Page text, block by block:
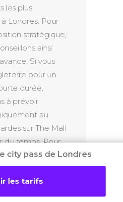
city pass de Londres
les tarifs
les plus
Londres. Pour
stratégique,
ainsi
Si vous
pour un
durée,
à prévoir
au
sur The Mall
du temps. Pour
au complet ou
du défilé, voir
gardes avec
rouges et